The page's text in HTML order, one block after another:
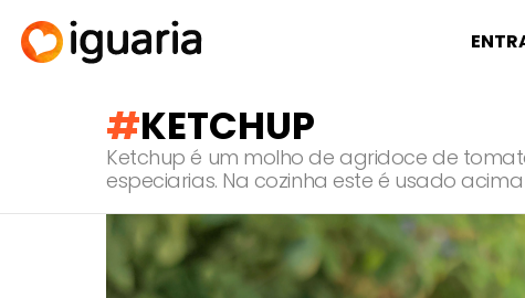
KETCHUP
Ketchup é um molho de agridoce de
especiarias. Na cozinha este é usado
RECOMENDADOS